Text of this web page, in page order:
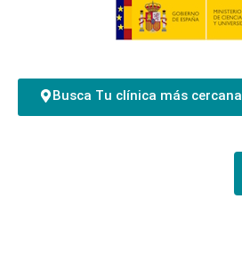
Busca Tu clínica más cercana